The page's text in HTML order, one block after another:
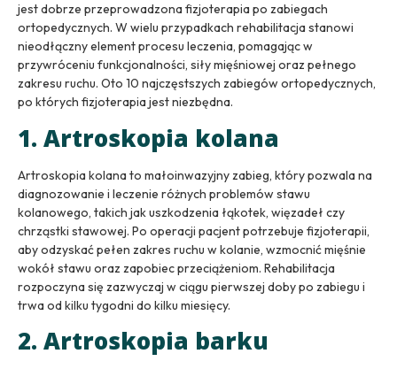
jest dobrze przeprowadzona fizjoterapia po zabiegach
ortopedycznych. W wielu przypadkach rehabilitacja stanowi
nieodłączny element procesu leczenia, pomagając w
przywróceniu funkcjonalności, siły mięśniowej oraz pełnego
zakresu ruchu. Oto 10 najczęstszych zabiegów ortopedycznych,
po których fizjoterapia jest niezbędna.
1. Artroskopia kolana
Artroskopia kolana to małoinwazyjny zabieg, który pozwala na
diagnozowanie i leczenie różnych problemów stawu
kolanowego, takich jak uszkodzenia łąkotek, więzadeł czy
chrząstki stawowej. Po operacji pacjent potrzebuje fizjoterapii,
aby odzyskać pełen zakres ruchu w kolanie, wzmocnić mięśnie
wokół stawu oraz zapobiec przeciążeniom. Rehabilitacja
rozpoczyna się zazwyczaj w ciągu pierwszej doby po zabiegu i
trwa od kilku tygodni do kilku miesięcy.
2. Artroskopia barku